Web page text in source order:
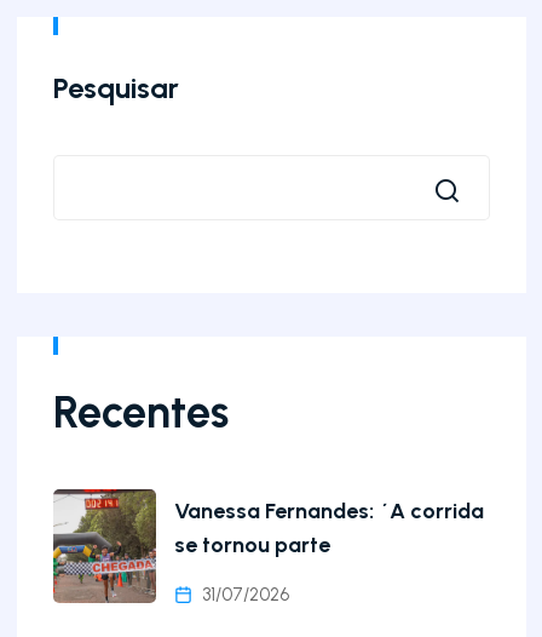
Pesquisar
Recentes
Vanessa Fernandes: ´A corrida
se tornou parte
31/07/2026